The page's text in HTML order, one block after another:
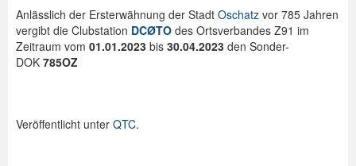
Anlässlich der Ersterwähnung der Stadt Oschatz vor 785 Jahren
vergibt die Clubstation DCØTO des Ortsverbandes Z91 im
Zeitraum vom 01.01.2023 bis 30.04.2023 den Sonder-
DOK 785OZ
Veröffentlicht unter QTC.